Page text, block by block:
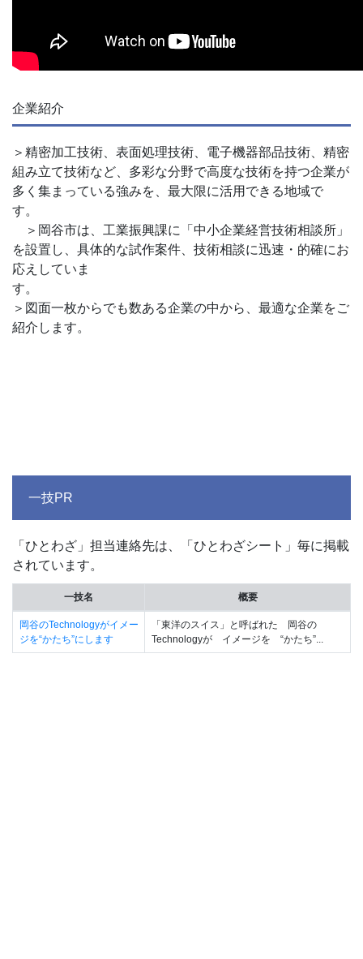
企業紹介
＞精密加工技術、表面処理技術、電子機器部品技術、精密
組み立て技術など、多彩な分野で高度な技術を持つ企業が
多く集まっている強みを、最大限に活用できる地域で
す
＞岡谷市は、工業振興課に「中小企業経営技術相談所」
を設置し、具体的な試作案件、技術相談に迅速・的確にお
応えしていま
＞図面一枚からでも数ある企業の中から、最適な企業をご
紹介します。
一技PR
「ひとわざ」担当連絡先は、「ひとわざシート」毎に掲載
されています。
一技名 概要
岡谷のTechnologyがイメー
ジを“かたち”にします
「東洋のスイス」と呼ばれた 岡谷の
Technologyが イメージを “かたち”...